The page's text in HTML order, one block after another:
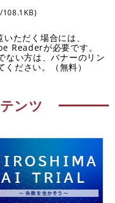
108.1KB)
ただく場合には、
Readerが必要です。
い方は、バナーのリン
ださい。（無料）
ンツ